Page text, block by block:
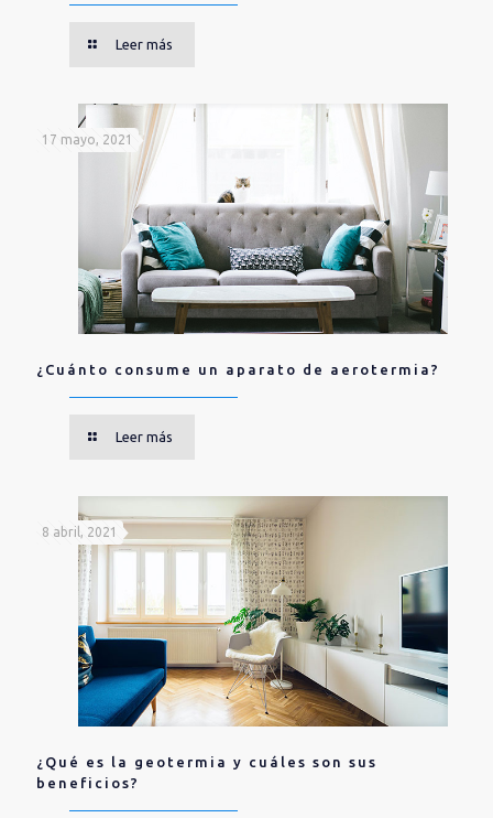
Leer más
17 mayo, 2021
¿Cuánto consume un aparato de aerotermia?
Leer más
8 abril, 2021
¿Qué es la geotermia y cuáles son sus
beneficios?